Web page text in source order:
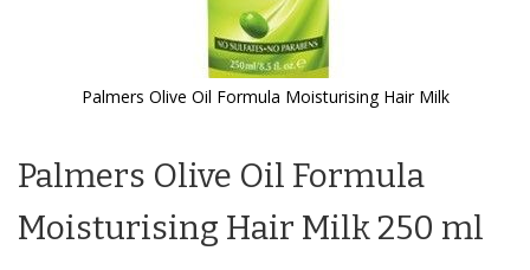
Palmers Olive Oil Formula Moisturising Hair Milk
het
begin
de
Palmers Olive Oil Formula
Moisturising Hair Milk 250 ml